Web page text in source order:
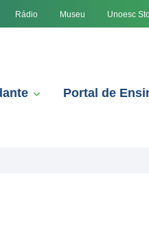
Rádio Museu Unoesc
Portal de